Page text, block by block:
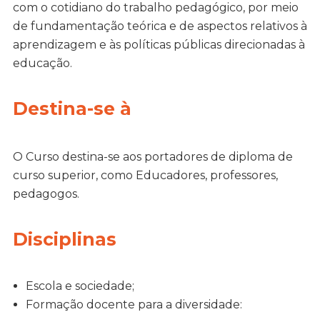
com o cotidiano do trabalho pedagógico, por meio
de fundamentação teórica e de aspectos relativos à
aprendizagem e às políticas públicas direcionadas à
educação.
Destina-se à
O Curso destina-se aos portadores de diploma de
curso superior, como Educadores, professores,
pedagogos.
Disciplinas
Escola e sociedade;
Formação docente para a diversidade: